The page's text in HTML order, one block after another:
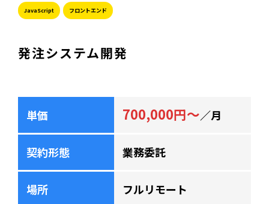
JavaScript フロントエンド
発注システム開発
単価 700,000円～／月
契約形態 業務委託
場所 フルリモート